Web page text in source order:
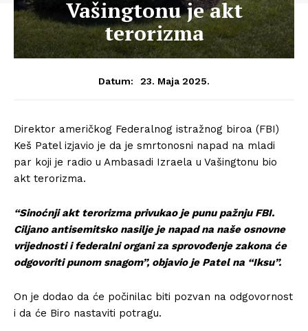
Vašingtonu je akt
terorizma
Datum: 23. Maja 2025.
Direktor američkog Federalnog istražnog biroa (FBI)
Keš Patel izjavio je da je smrtonosni napad na mladi
par koji je radio u Ambasadi Izraela u Vašingtonu bio
akt terorizma.
“Sinoćnji akt terorizma privukao je punu pažnju FBI.
Ciljano antisemitsko nasilje je napad na naše osnovne
vrijednosti i federalni organi za sprovođenje zakona će
odgovoriti punom snagom”, objavio je Patel na “Iksu”.
On je dodao da će počinilac biti pozvan na odgovornost
i da će Biro nastaviti potragu.